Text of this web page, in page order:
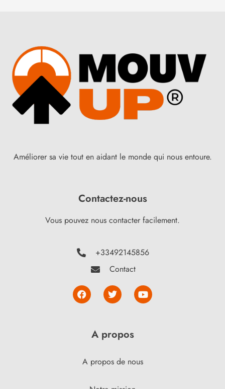
Améliorer sa vie tout en aidant le monde qui nous entoure.
Contactez-nous
Vous pouvez nous contacter facilement.
+33492145856
Contact
A propos
A propos de nous